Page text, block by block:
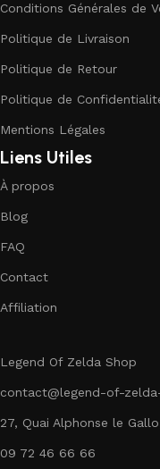
Conditions Générales de
Politique de Livraison
Politique de Retour
Politique de
Mentions Légales
Liens Utiles
À propos
Blog
FAQ
Contact
Affiliation
Legend Of Zelda Shop
contact@legend-of-
27, Quai Alphonse le
09 72 46 66 66